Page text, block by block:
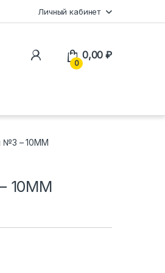
Личный кабинет
0
0,00₽
№3 – 10MM
10MM